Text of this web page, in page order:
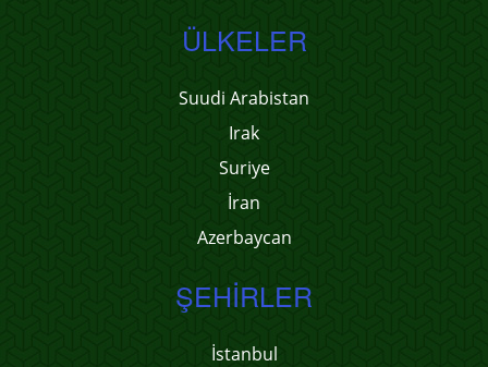
ÜLKELER
Suudi Arabistan
Irak
Suriye
İran
Azerbaycan
ŞEHIRLER
İstanbul